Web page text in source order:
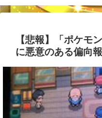
【悲報】「ポケモ
に悪意のある偏向